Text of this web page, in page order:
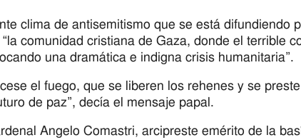
clima de antisemitismo que se está difundiendo
comunidad cristiana de Gaza, donde el terrible
una dramática e indigna crisis humanitaria”.
el fuego, que se liberen los rehenes y se
de paz”, decía el mensaje papal.
Angelo Comastri, arcipreste emérito de la